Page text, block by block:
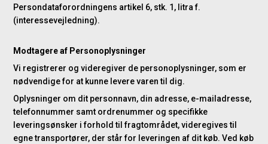
Persondataforordningens artikel 6, stk. 1, litra f.
(interessevejledning).
Modtagere af Personoplysninger
Vi registrerer og videregiver de personoplysninger, som er
nødvendige for at kunne levere varen til dig.
Oplysninger om dit personnavn, din adresse, e-mailadresse,
telefonnummer samt ordrenummer og specifikke
leveringsønsker i forhold til fragtområdet, videregives til
egne transportører, der står for leveringen af dit køb. Ved køb